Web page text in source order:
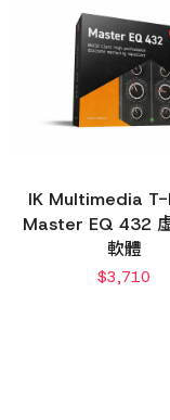
IK Multimedia T-
Master EQ 432
軟體
$3,710